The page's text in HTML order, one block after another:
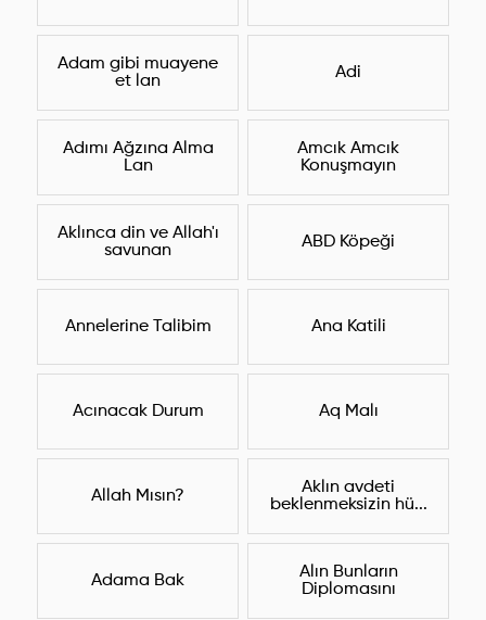
Adam gibi muayene
et lan
Adi
Adımı Ağzına Alma
Lan
Amcık Amcık
Konuşmayın
Aklınca din ve Allah'ı
savunan
ABD Köpeği
Annelerine Talibim Ana Katili
Acınacak Durum Aq Malı
Allah Mısın?
Aklın avdeti
beklenmeksizin hü...
Adama Bak
Alın Bunların
Diplomasını